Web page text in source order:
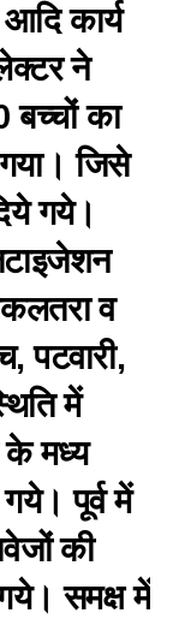
कार्य
ने
बच्चों का
गया। जिसे
गये।
व
पटवारी,
में
के मध्य
पूर्व में
की
समक्ष में